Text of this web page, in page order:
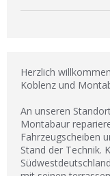
Herzlich
Koblenz und
An unseren
Montabaur
Fahrzeugscheiben
Stand der Technik.